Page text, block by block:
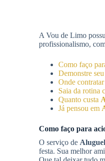
A Vou de Limo
profissionalismo,
Como faço
Demonstre
Onde contratar
Saia da rotina
Quanto custa
Já pensou em
Como faço para
O serviço de
festa. Sua melhor